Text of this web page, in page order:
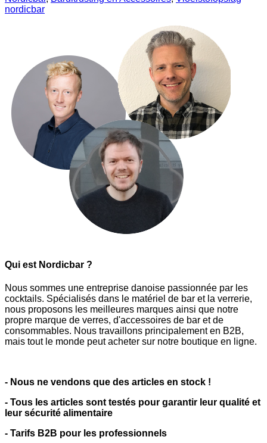
nordicbar
Qui est Nordicbar ?
Nous sommes une entreprise danoise passionnée par les
cocktails. Spécialisés dans le matériel de bar et la verrerie,
nous proposons les meilleures marques ainsi que notre
propre marque de verres, d'accessoires de bar et de
consommables. Nous travaillons principalement en B2B,
mais tout le monde peut acheter sur notre boutique en ligne.
- Nous ne vendons que des articles en stock !
- Tous les articles sont testés pour garantir leur qualité et
leur sécurité alimentaire
- Tarifs B2B pour les professionnels